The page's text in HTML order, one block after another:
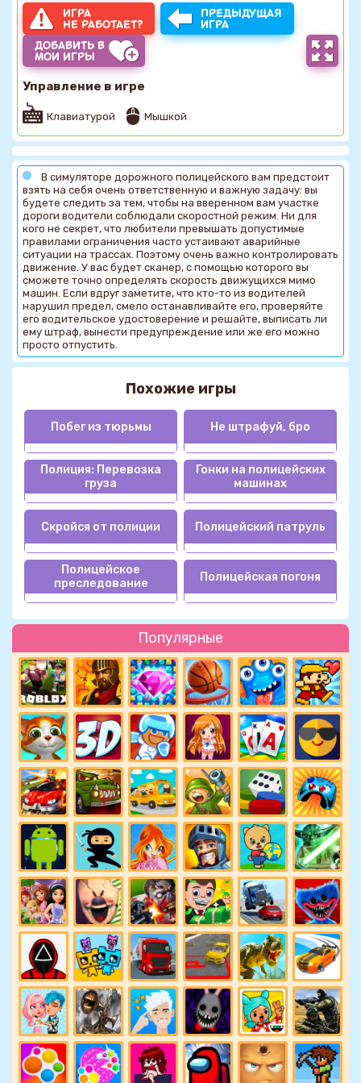
Популярные
ИГРА
НЕ РАБОТАЕТ?
ПРЕДЫДУЩАЯ
ИГРА
ДОБАВИТЬ В
МОИ ИГРЫ
Управление в игре
Клавиатурой Мышкой
В симуляторе дорожного полицейского вам предстоит
взять на себя очень ответственную и важную задачу: вы
будете следить за тем, чтобы на вверенном вам участке
дороги водители соблюдали скоростной режим. Ни для
кого не секрет, что любители превышать допустимые
правилами ограничения часто устаивают аварийные
ситуации на трассах. Поэтому очень важно контролировать
движение. У вас будет сканер, с помощью которого вы
сможете точно определять скорость движущихся мимо
машин. Если вдруг заметите, что кто-то из водителей
нарушил предел, смело останавливайте его, проверяйте
его водительское удостоверение и решайте, выписать ли
ему штраф, вынести предупреждение или же его можно
просто отпустить.
Похожие игры
Побег из тюрьмы Не штрафуй, бро
Полиция: Перевозка
груза
Гонки на полицейских
машинах
Скройся от полиции Полицейский патруль
Полицейское
преследование
Полицейская погоня